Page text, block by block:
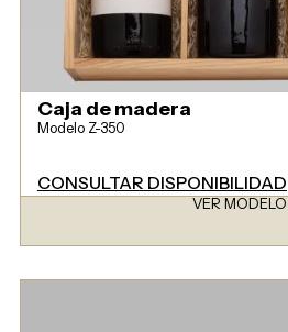
Caja de madera
Modelo Z-350
CONSULTAR DISPONIBILIDAD
VER MODELO